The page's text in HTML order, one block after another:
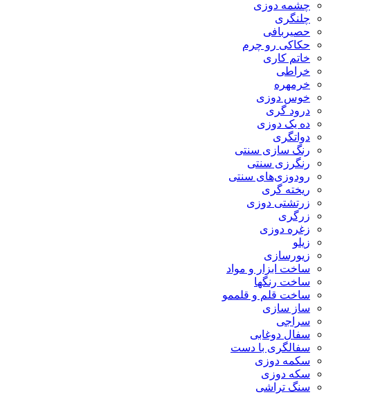
چشمه دوزی
چلنگری
حصیربافی
حکاکی رو چرم
خاتم کاری
خراطی
خرمهره
خوس دوزی
درود گری
ده یک دوزی
دواتگری
رنگ سازی سنتی
رنگرزی سنتی
رودوزی‌های سنتی
ریخته گری
زرتشتی دوزی
زرگری
زغره دوزی
زیلو
زیورسازی
ساخت ابزار و مواد
ساخت رنگها
ساخت قلم و قلممو
ساز سازی
سراجی
سفال دوغابی
سفالگری با دست
سکمه دوزی
سکه دوزی
سنگ تراشی